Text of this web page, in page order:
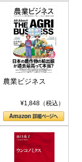
農業ビジネス
¥1,848（税込）